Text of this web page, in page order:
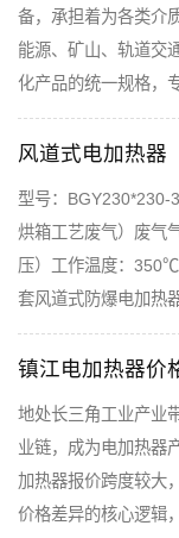
备，承担着为各类介
能源、矿山、轨道交
化产品的统一规格，
风道式电加热器
型号：BGY230*230-
烘箱工艺废气）废气
压）工作温度：
套风道式防爆电加热
镇江电加热器价
地处长三角工业产业
业链，成为电加热器
加热器报价跨度较大
价格差异的核心逻辑